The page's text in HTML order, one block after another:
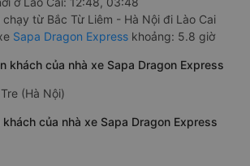
chạy từ Bắc Từ Liêm - Hà Nội đi Lào Cai
Sapa Dragon Express khoảng: 5.8 giờ
khách của nhà xe Sapa Dragon Express
(Hà Nội)
của nhà xe Sapa Dragon Express